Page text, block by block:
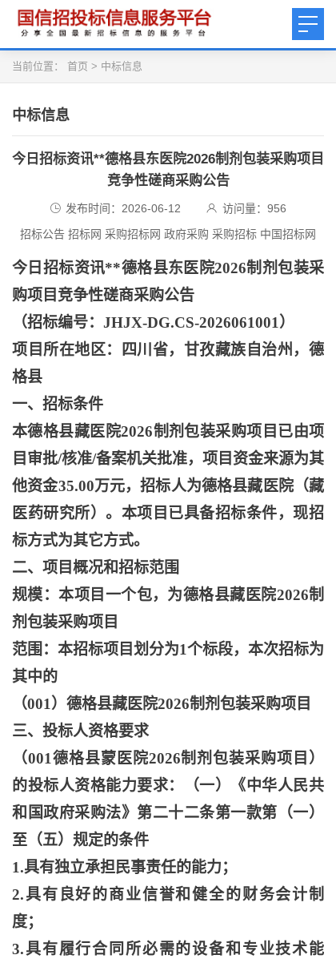
当前位置： 首页 > 中标信息
中标信息
今日招标资讯**德格县东医院2026制剂包装采购项目
竞争性磋商采购公告
发布时间：2026-06-12 访问量： 956
招标公告 招标网 采购招标网 政府采购 采购招标 中国招标网
今日招标资讯**德格县东医院2026制剂包装采
购项目竞争性磋商采购公告
（招标编号： JHJX-DG.CS-2026061001）
项目所在地区：四川省，甘孜藏族自治州，德
格县
一、招标条件
本德格县藏医院2026制剂包装采购项目已由项
目审批/核准/备案机关批准，项目资金来源为其
他资金35.00万元，招标人为德格县藏医院（藏
医药研究所）。本项目已具备招标条件，现招
标方式为其它方式。
二、项目概况和招标范围
规模：本项目一个包，为德格县藏医院2026制
剂包装采购项目
范围：本招标项目划分为1个标段，本次招标为
其中的
（001）德格县藏医院2026制剂包装采购项目
三、投标人资格要求
（001德格县蒙医院2026制剂包装采购项目）
的投标人资格能力要求：（一）《中华人民共
和国政府采购法》第二十二条第一款第（一）
至（五）规定的条件
1.具有独立承担民事责任的能力；
2.具有良好的商业信誉和健全的财务会计制
度；
3.具有履行合同所必需的设备和专业技术能